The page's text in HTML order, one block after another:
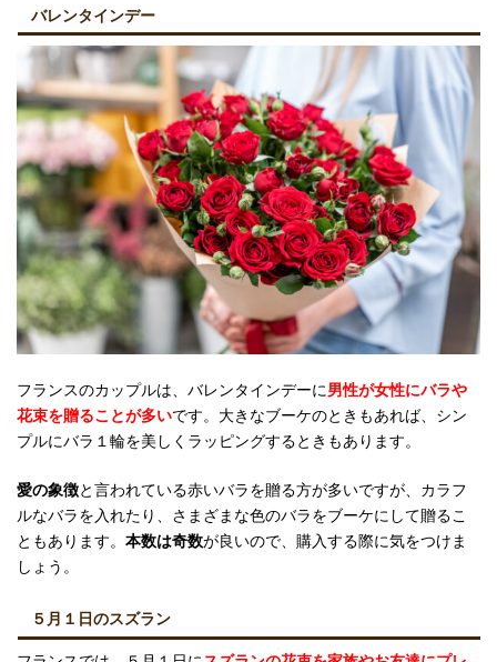
バレンタインデー
フランスのカップルは、バレンタインデーに男性が女性にバラや
花束を贈ることが多いです。大きなブーケのときもあれば、シン
プルにバラ１輪を美しくラッピングするときもあります。
愛の象徴と言われている赤いバラを贈る方が多いですが、カラフ
ルなバラを入れたり、さまざまな色のバラをブーケにして贈るこ
ともあります。 本数は奇数が良いので、購入する際に気をつけま
しょう。
５月１日のスズラン